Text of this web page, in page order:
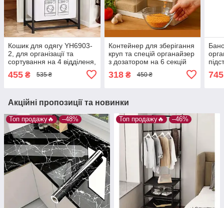
Кошик для одягу YH6903-
2, для організації та
сортування на 4 відділеня,
455 ₴ 535 ₴
Контейнер для зберігання
круп та спецій органайзер
з дозатором на 6 секцій
318₴ 450 ₴ 745
Акційні пропозиції та новинки
Топ продажу🔥 –48% Топ продажу🔥 –46%